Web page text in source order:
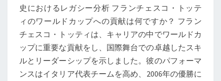
史におけるレガシー分析 フランチェスコ・トッテ
ィのワールドカップへの貢献は何ですか？ フラン
チェスコ・トッティは、キャリアの中でワールドカ
ップに重要な貢献をし、国際舞台での卓越したスキ
ルとリーダーシップを示しました。彼のパフォーマ
ンスはイタリア代表チームを高め、2006年の優勝に